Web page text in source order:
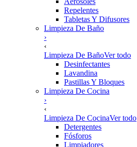
Repelentes
Tabletas Y Difusores
Limpieza De Baño
›
‹
Limpieza De BañoVer todo
Desinfectantes
Lavandina
Pastillas Y Bloques
Limpieza De Cocina
›
‹
Limpieza De CocinaVer todo
Detergentes
Fósforos
Limpiadores